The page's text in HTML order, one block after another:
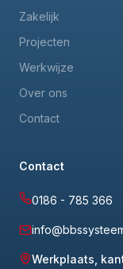
Zakelijk
Projecten
Werkwijze
Over ons
Contact
Contact
0186 - 785 366
Werkplaats,